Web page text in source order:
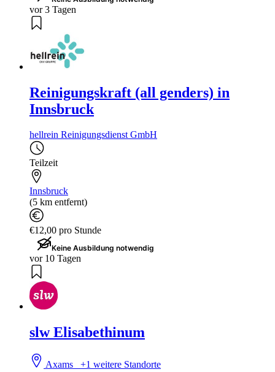
vor 3 Tagen
Reinigungskraft (all genders) in
Innsbruck
hellrein Reinigungsdienst GmbH
Teilzeit
Innsbruck
(5 km entfernt)
€12,00 pro Stunde
Keine Ausbildung notwendig
vor 10 Tagen
slw Elisabethinum
Axams+1 weitere Standorte